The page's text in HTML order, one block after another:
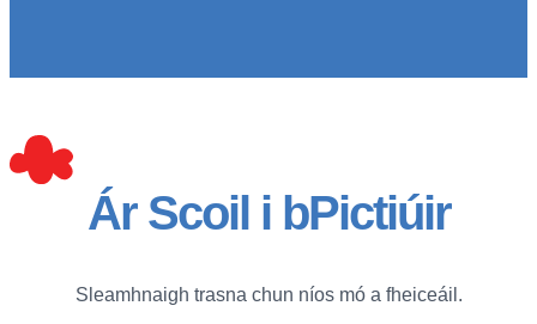
Ár Scoil i bPictiúir
Sleamhnaigh trasna chun níos mó a fheiceáil.